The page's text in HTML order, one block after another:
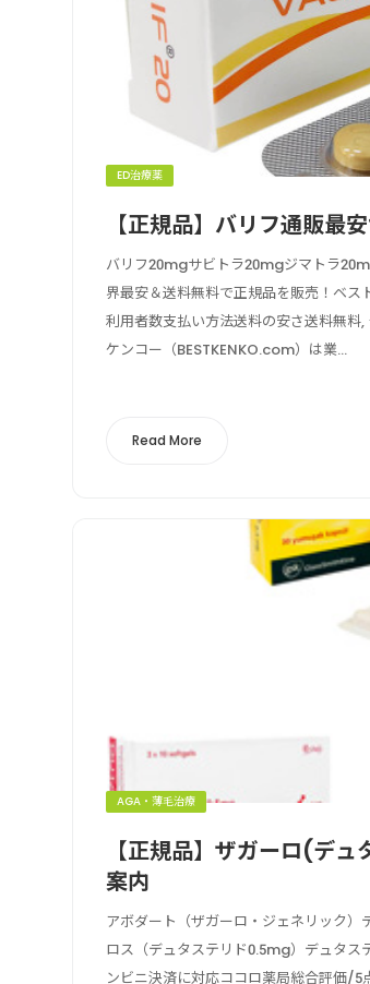
ED治療薬
【正規品】バリフ通販最
バリフ20mgサビトラ20mgジマトラ
界最安＆送料無料で正規品を販売！ベ
利用者数支払い方法送料の安さ送料無料
ケンコー（BESTKENKO.com）は業...
Read More
AGA・薄毛治療
【正規品】ザガーロ(デ
案内
アボダート（ザガーロ・ジェネリック
ロス（デュタステリド0.5mg）デュタス
ンビニ決済に対応ココロ薬局総合評価/